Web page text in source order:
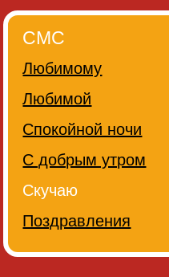
СМС
Любимому
Любимой
Спокойной ночи
С добрым утром
Скучаю
Поздравления